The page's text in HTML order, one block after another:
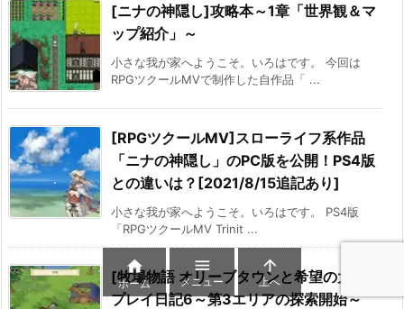
[ニナの神隠し]攻略本～1章「世界観＆マ
ップ紹介」～
小さな我が家へようこそ。いろはです。 今回は
RPGツクールMVで制作した自作品「 ...
[RPGツクールMV]スローライフ系作品
「ニナの神隠し」のPC版を公開！PS4版
との違いは？[2021/8/15追記あり]
小さな我が家へようこそ。いろはです。 PS4版
「RPGツクールMV Trinit ...
[牧場物語 オリーブタウンと希望の大地]
プレイ日記6～第3エリアの探索開始～

ホーム

メニュー

上へ